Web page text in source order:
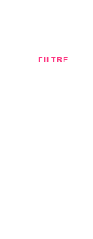
FILTRE